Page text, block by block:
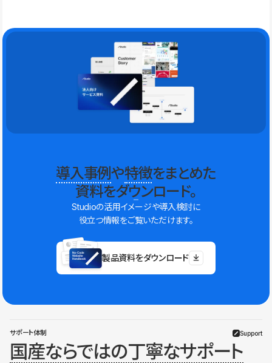
導入事例や特徴をまとめた
資料をダウンロード。
Studioの活用イメージや導入検討に
役立つ情報をご覧いただけます。
製品資料をダウンロード
サポート体制 Support
国産ならではの丁寧なサポート